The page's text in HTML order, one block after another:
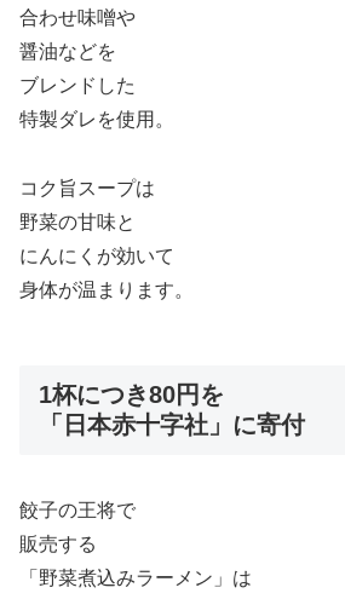
合わせ味噌や
醤油などを
ブレンドした
特製ダレを使用。
コク旨スープは
野菜の甘味と
にんにくが効いて
身体が温まります。
1杯につき80円を
「日本赤十字社」に寄付
餃子の王将で
販売する
「野菜煮込みラーメン」は